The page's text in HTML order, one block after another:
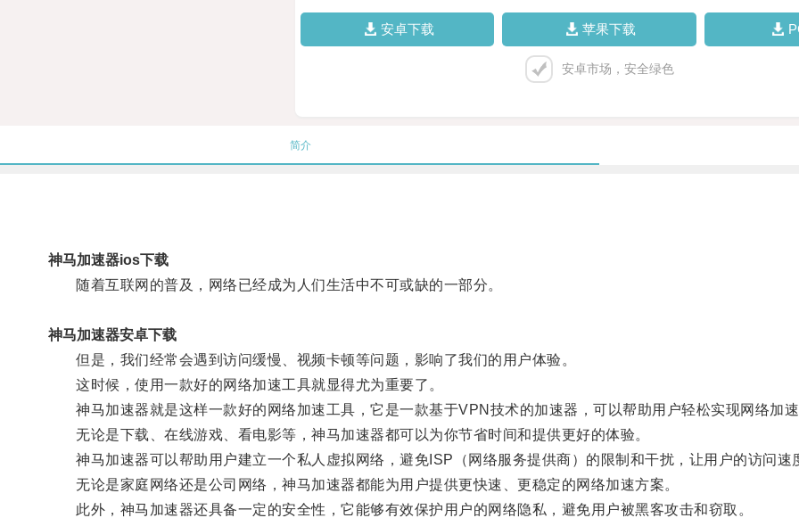
安卓下载 苹果下载
安卓市场，安全绿色
简介
神马加速器ios下载
随着互联网的普及，网络已经成为人们生活中不可或缺的一部分。
神马加速器安卓下载
但是，我们经常会遇到访问缓慢、视频卡顿等问题，影响了我们的用户体验。
这时候，使用一款好的网络加速工具就显得尤为重要了。
神马加速器就是这样一款好的网络加速工具，它是一款基于VPN技术的加速器，可以帮助用户轻松实现网络加速
无论是下载、在线游戏、看电影等，神马加速器都可以为你节省时间和提供更好的体验。
神马加速器可以帮助用户建立一个私人虚拟网络，避免ISP（网络服务提供商）的限制和干扰，让用户的访问速
无论是家庭网络还是公司网络，神马加速器都能为用户提供更快速、更稳定的网络加速方案。
此外，神马加速器还具备一定的安全性，它能够有效保护用户的网络隐私，避免用户被黑客攻击和窃取。